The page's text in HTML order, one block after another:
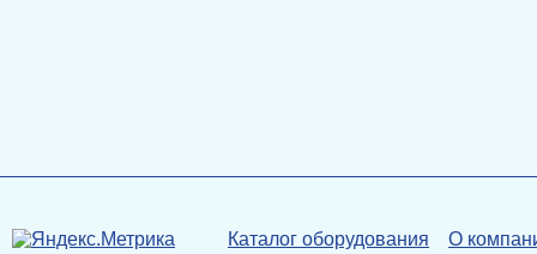
Каталог оборудования О